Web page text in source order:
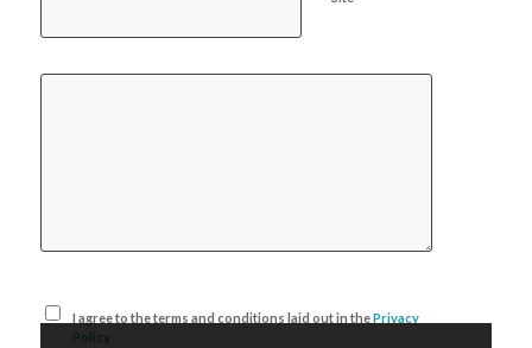
I agree to the terms and conditions laid out in thePrivacy
Policy